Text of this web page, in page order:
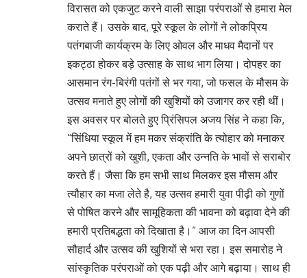
विरासत को एकजुट करने वाली साझा परंपराओं से हमारा मेल
कराते हैं। उसके बाद, पूरे स्कूल के लोगों ने लोकप्रिय
पतंगबाजी कार्यक्रम के लिए ओवल और माधव मैदानों पर
इकट्ठा होकर बड़े उत्साह के साथ भाग लिया। दोपहर का
आसमान रंग-बिरंगी पतंगों से भर गया, जो फसल के मौसम के
उत्सव मनाते हुए लोगों की खुशियों को उजागर कर रही थीं।
इस अवसर पर बोलते हुए प्रिंसिपल अजय सिंह ने कहा कि,
“सिंधिया स्कूल में हम मकर संक्रांति के त्योहार को मनाकर
अपने छात्रों को खुशी, एकता और उन्नति के भावों से सराबोर
करते हैं। जैसा कि हम सभी साथ मिलकर इस मौसम और
त्यौहार का मजा लेते है, यह उत्सव हमारी युवा पीढ़ी को गुणों
से पोषित करने और सामूहिकता की भावना को बढ़ावा देने की
हमारी प्रतिबद्धता को दिखाता है।” आज का दिन आपसी
सौहार्द और उत्सव की खुशियों से भरा रहा। इस समारोह ने
सांस्कृतिक परंपराओं को एक पढ़ी और आगे बढ़ाया। साथ ही